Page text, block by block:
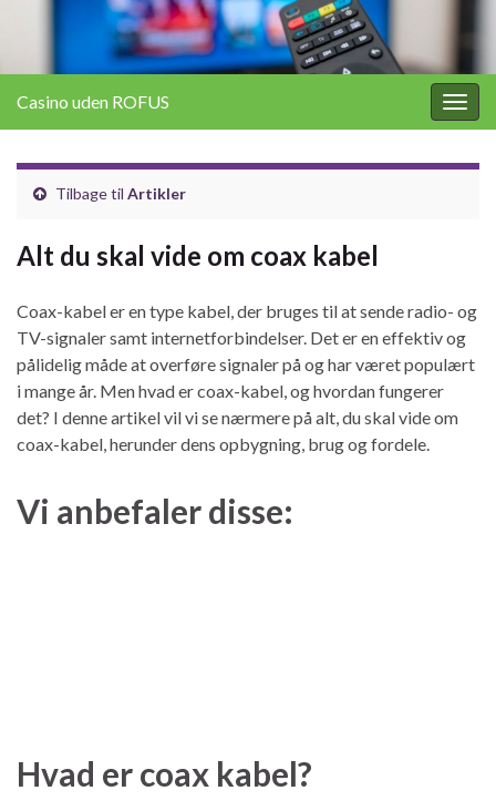
Casino uden ROFUS
Tilbage til Artikler
Alt du skal vide om coax kabel
Coax-kabel er en type kabel, der bruges til at sende radio- og
TV-signaler samt internetforbindelser. Det er en effektiv og
pålidelig måde at overføre signaler på og har været populært
i mange år. Men hvad er coax-kabel, og hvordan fungerer
det? I denne artikel vil vi se nærmere på alt, du skal vide om
coax-kabel, herunder dens opbygning, brug og fordele.
Vi anbefaler disse:
Hvad er coax kabel?